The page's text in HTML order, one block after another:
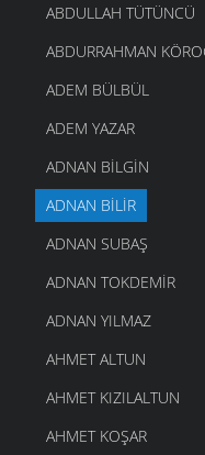
ABDULLAH TÜTÜNCÜ
ABDURRAHMAN
ADEM BÜLBÜL
ADEM YAZAR
ADNAN BILGIN
ADNAN BILIR
ADNAN SUBAŞ
ADNAN TOKDEMIR
ADNAN YILMAZ
AHMET ALTUN
AHMET KIZILALTUN
AHMET KOŞAR